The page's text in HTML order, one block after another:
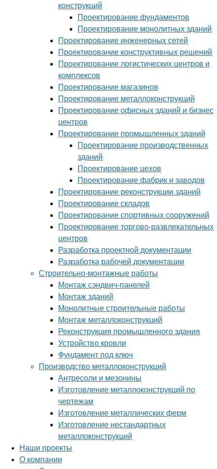
конструкций
Проектирование фундаментов
Проектирование монолитных зданий
Проектирование инженерных сетей
Проектирование конструктивных решений
Проектирование логистических центров и
комплексов
Проектирование магазинов
Проектирование металлоконструкций
Проектирование офисных зданий и бизнес
центров
Проектирование промышленных зданий
Проектирование производственных
зданий
Проектирование цехов
Проектирование фабрик и заводов
Проектирование реконструкции зданий
Проектирование складов
Проектирование спортивных сооружений
Проектирование торгово-развлекательных
центров
Разработка проектной документации
Разработка рабочей документации
Строительно-монтажные работы
Монтаж сэндвич-панелей
Монтаж зданий
Монолитные строительные работы
Монтаж металлоконструкций
Реконструкция промышленного здания
Устройство кровли
Фундамент под ключ
Производство металлоконструкций
Антресоли и мезонины
Изготовление металлоконструкций по
чертежам
Изготовление металлических ферм
Изготовление нестандартных
металлоконструкций
Наши проекты
О компании